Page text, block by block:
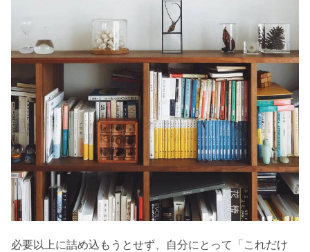
必要以上に詰め込もうとせず、自分にとって「これだけ